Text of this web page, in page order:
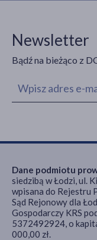
Newsletter
Bądź na bieżąco z
Dane podmiotu
siedzibą w Łodzi, ul.
wpisana do Rejestru
Sąd Rejonowy dla
Gospodarczy KRS
5372492924, o
000,00 zł.